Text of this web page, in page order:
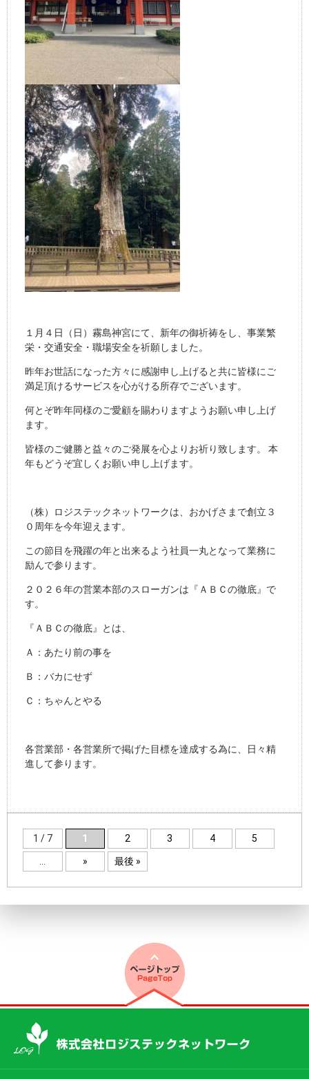
１月４日（日）霧島神宮にて、新年の御祈祷をし、事業繁
栄・交通安全・職場安全を祈願しました。
昨年お世話になった方々に感謝申し上げると共に皆様にご
満足頂けるサービスを心がける所存でございます。
何とぞ昨年同様のご愛顧を賜わりますようお願い申し上げ
ます。
皆様のご健勝と益々のご発展を心よりお祈り致します。 本
年もどうぞ宜しくお願い申し上げます。
（株）ロジステックネットワークは、おかげさまで創立３
０周年を今年迎えます。
この節目を飛躍の年と出来るよう社員一丸となって業務に
励んで参ります。
２０２６年の営業本部のスローガンは『ＡＢＣの徹底』で
す。
『ＡＢＣの徹底』とは、
Ａ：あたり前の事を
Ｂ：バカにせず
Ｃ：ちゃんとやる
各営業部・各営業所で掲げた目標を達成する為に、日々精
進して参ります。
1 / 7 1 2 3 4 5
» 最後 »